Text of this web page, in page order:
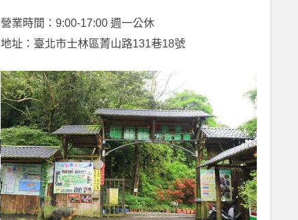
營業時間：9:00-17:00 週一公休
地址：臺北市士林區菁山路131巷18號